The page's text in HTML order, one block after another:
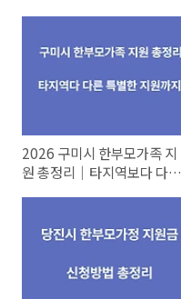
2026 구미시 한부모가족 지
원 총정리｜타지역보다 다른